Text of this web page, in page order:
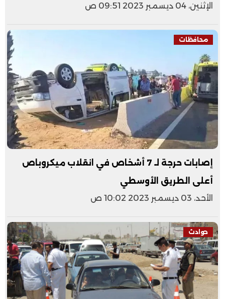
الإثنين، 04 ديسمبر 2023 09:51 ص
محافظات
إصابات حرجة لـ 7 أشخاص في انقلاب ميكروباص
أعلى الطريق الأوسطي
الأحد، 03 ديسمبر 2023 10:02 ص
حوادث